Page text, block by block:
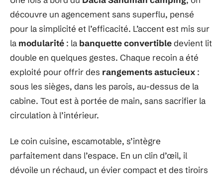
découvre un agencement sans superflu, pensé
pour la simplicité et l’efficacité. L’accent est mis sur
la modularité : la banquette convertibledevient lit
double en quelques gestes. Chaque recoin a été
exploité pour offrir des rangements astucieux :
sous les sièges, dans les parois, au-dessus de la
cabine. Tout est à portée de main, sans sacrifier la
circulation à l’intérieur.
Le coin cuisine, escamotable, s’intègre
parfaitement dans l’espace. En un clin d’œil, il
dévoile un réchaud, un évier compact et des tiroirs